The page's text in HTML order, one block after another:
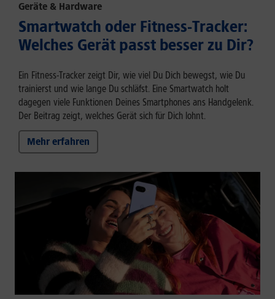
Geräte & Hardware
Smartwatch oder Fitness-Tracker:
Welches Gerät passt besser zu Dir?
Ein Fitness-Tracker zeigt Dir, wie viel Du Dich bewegst, wie Du
trainierst und wie lange Du schläfst. Eine Smartwatch holt
dagegen viele Funktionen Deines Smartphones ans Handgelenk.
Der Beitrag zeigt, welches Gerät sich für Dich lohnt.
Mehr erfahren